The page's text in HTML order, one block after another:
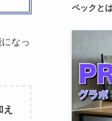
なっ
ペックと